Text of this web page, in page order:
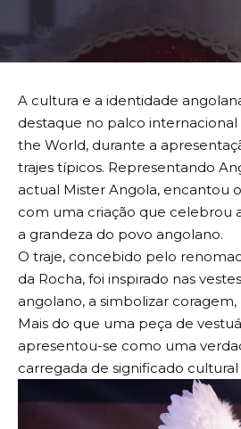
A cultura e a identidade
destaque no palco
the World, durante a
trajes típicos. Representando
actual Mister Angola, encantou
com uma criação que celebrou
a grandeza do povo angolano.
O traje, concebido pelo
da Rocha, foi inspirado nas
angolano, a simbolizar coragem,
Mais do que uma peça de
apresentou-se como uma
carregada de significado cultural